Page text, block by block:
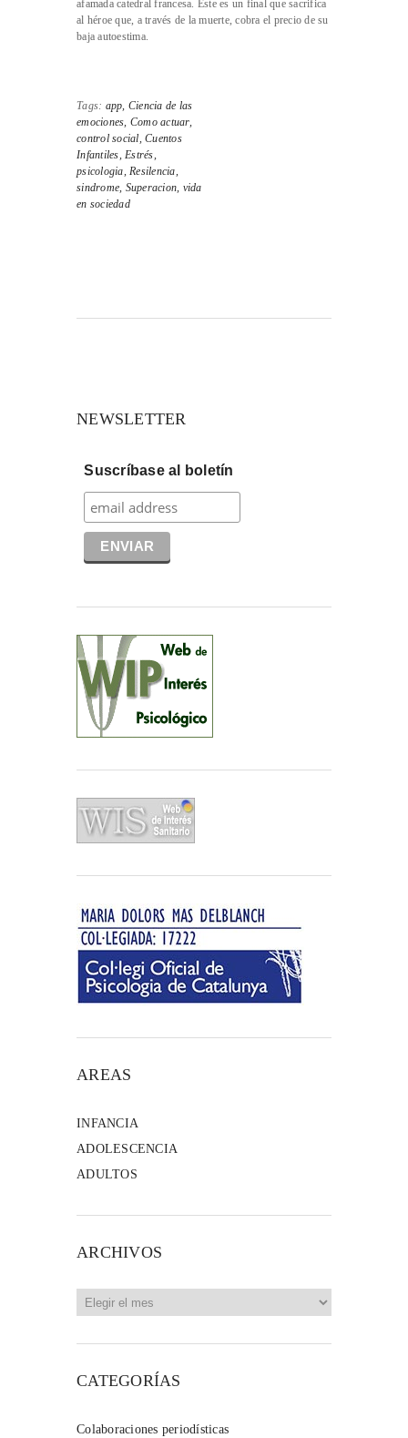
afamada catedral francesa. Este es un final que sacrifica
al héroe que, a través de la muerte, cobra el precio de su
baja autoestima.
Tags: app, Ciencia de las
emociones, Como actuar,
control social, Cuentos
Infantiles, Estrés,
psicologia, Resilencia,
sindrome, Superacion, vida
en sociedad
NEWSLETTER
Suscríbase al boletín
AREAS
INFANCIA
ADOLESCENCIA
ADULTOS
ARCHIVOS
CATEGORÍAS
Colaboraciones periodísticas